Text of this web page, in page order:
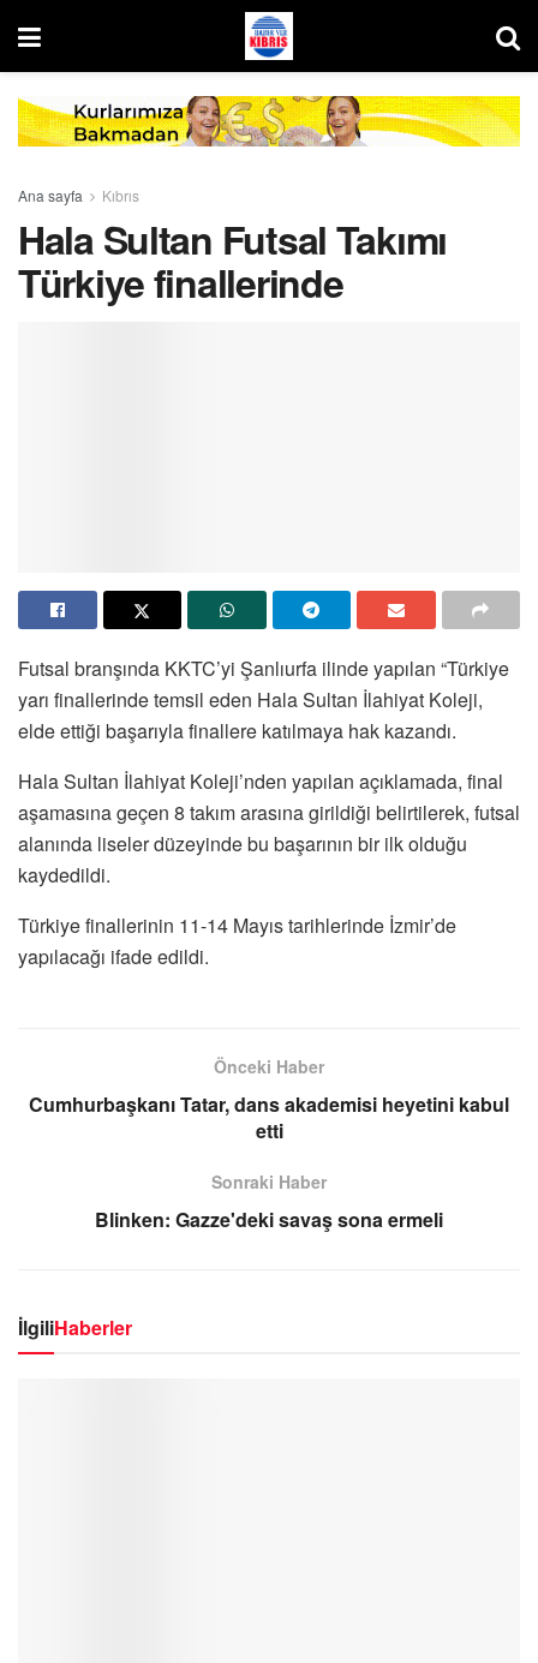
Ana sayfa Kıbrıs
Hala Sultan Futsal Takımı
Türkiye finallerinde
Futsal branşında KKTC’yi Şanlıurfa ilinde yapılan “Türkiye
yarı finallerinde temsil eden Hala Sultan İlahiyat Koleji,
elde ettiği başarıyla finallere katılmaya hak kazandı.
Hala Sultan İlahiyat Koleji’nden yapılan açıklamada, final
aşamasına geçen 8 takım arasına girildiği belirtilerek, futsal
alanında liseler düzeyinde bu başarının bir ilk olduğu
kaydedildi.
Türkiye finallerinin 11-14 Mayıs tarihlerinde İzmir’de
yapılacağı ifade edildi.
Önceki Haber
Cumhurbaşkanı Tatar, dans akademisi heyetini kabul
etti
Sonraki Haber
Blinken: Gazze'deki savaş sona ermeli
İlgiliHaberler